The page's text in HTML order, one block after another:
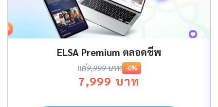
ELSA Premium ตลอดชีพ
แค่9,999 บาท -0%
7,999 บาท